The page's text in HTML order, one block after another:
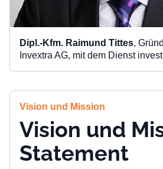
Dipl.-Kfm. Raimund Tittes,
Invextra AG, mit dem Dienst
Vision und Mission
Vision und
Statement